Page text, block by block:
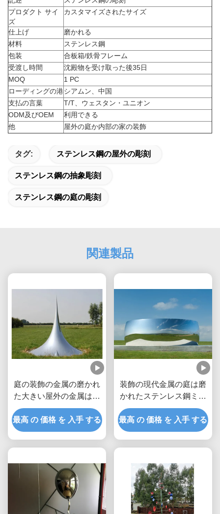
プロダクト サイ
ズ
カスタマイズされたサイズ
仕上げ
磨かれる
材料
ステンレス鋼
包装
合板箱/鉄骨フレーム
受渡し時間
沈殿物を受け取った後35日
MOQ
1 PC
ローディングの港シアムン、中国
支払の言葉
T/T、ウェスタン・ユニオン
ODM及びOEM
利用できる
他
屋外の庭か内部の家の装飾
タグ: ステンレス鋼の屋外の彫刻
ステンレス鋼の抽象彫刻
ステンレス鋼の庭の彫刻
関連製品
庭の装飾の金属の磨かれ
た大きい屋外の金属は低
下の彫刻を彫ります
最高 の 価格 を 入手 する
装飾の現代金属の庭は磨
かれたステンレス鋼ミラ
ーを彫ります
最高 の 価格 を 入手 する